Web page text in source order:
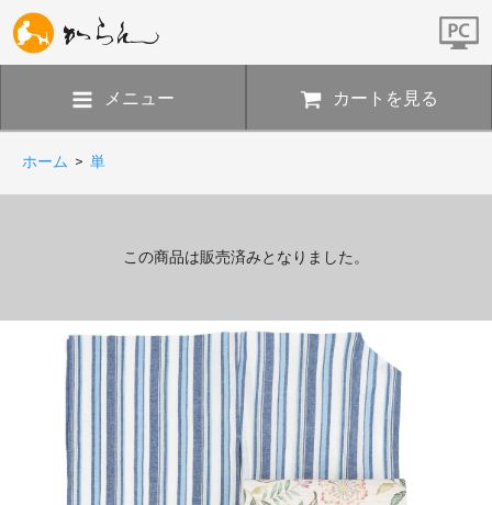
メニュー カートを見る
ホーム > 単
この商品は販売済みとなりました。